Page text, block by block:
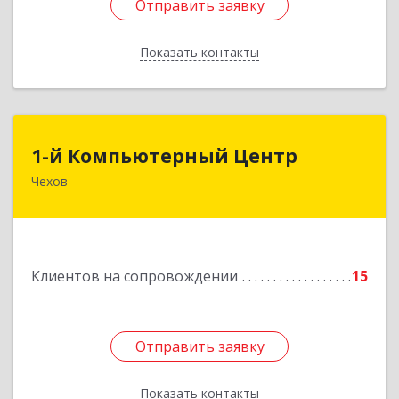
Отправить заявку
Показать контакты
Отправить заявку
Назад
1-й Компьютерный Центр
Чехов
Клиентов на сопровождении 15
Отправить заявку
Показать контакты
1-й Компьютерный Центр
142306, Московская обл, Чеховский р-н, Чехов
Отправить заявку
Назад